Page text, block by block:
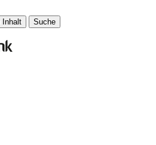
Inhalt Suche